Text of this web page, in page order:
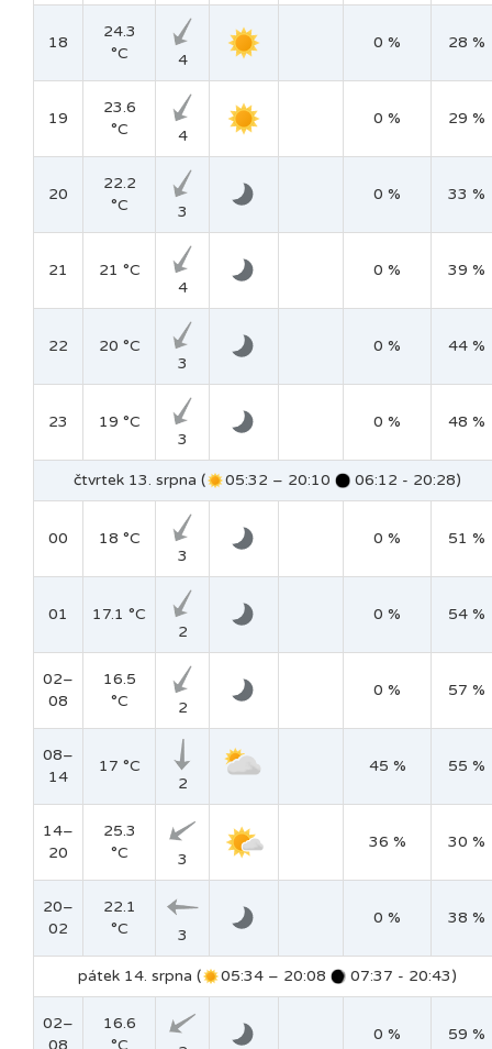
18
24.3
°C
4
0 % 28 %
19
23.6
°C
4
0 % 29 %
20
22.2
°C
3
0 % 33 %
21
21 °C
4
0 % 39 %
22
20 °C
3
0 % 44 %
23
19 °C
3
0 % 48 %
čtvrtek 13. srpna ( 05:32 – 20:10 06:12 - 20:28)
00
18 °C
3
0 % 51 %
01
17.1 °C
2
0 % 54 %
02–
08
16.5
°C
2
0 % 57 %
08–
14
17 °C
2
45 % 55 %
14–
20
25.3
°C
3
36 % 30 %
20–
02
22.1
°C
3
0 % 38 %
pátek 14. srpna ( 05:34 – 20:08 07:37 - 20:43)
02–
08
16.6
°C
0 % 59 %